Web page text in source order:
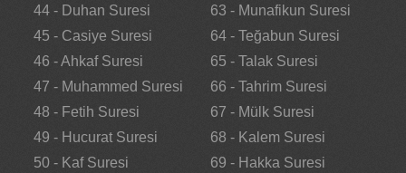
44 - Duhan Suresi
45 - Casiye Suresi
46 - Ahkaf Suresi
47 - Muhammed Suresi
48 - Fetih Suresi
49 - Hucurat Suresi
50 - Kaf Suresi
63 - Munafikun Suresi
64 - Teğabun Suresi
65 - Talak Suresi
66 - Tahrim Suresi
67 - Mülk Suresi
68 - Kalem Suresi
69 - Hakka Suresi